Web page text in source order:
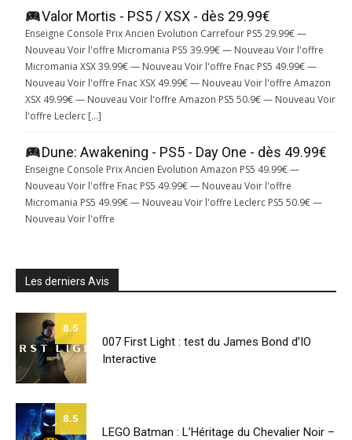
Valor Mortis - PS5 / XSX - dès 29.99€
Enseigne Console Prix Ancien Evolution Carrefour PS5 29.99€ —
Nouveau Voir l'offre Micromania PS5 39.99€ — Nouveau Voir l'offre
Micromania XSX 39.99€ — Nouveau Voir l'offre Fnac PS5 49.99€ —
Nouveau Voir l'offre Fnac XSX 49.99€ — Nouveau Voir l'offre Amazon
XSX 49.99€ — Nouveau Voir l'offre Amazon PS5 50.9€ — Nouveau Voir
l'offre Leclerc […]
Dune: Awakening - PS5 - Day One - dès 49.99€
Enseigne Console Prix Ancien Evolution Amazon PS5 49.99€ —
Nouveau Voir l'offre Fnac PS5 49.99€ — Nouveau Voir l'offre
Micromania PS5 49.99€ — Nouveau Voir l'offre Leclerc PS5 50.9€ —
Nouveau Voir l'offre
Les derniers Avis
8.5
007 First Light : test du James Bond d’IO
Interactive
8.5
LEGO Batman : L’Héritage du Chevalier Noir –